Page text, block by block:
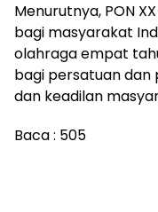
Menurutnya, PON
bagi masyarakat
olahraga empat
bagi persatuan
dan keadilan
Baca : 505